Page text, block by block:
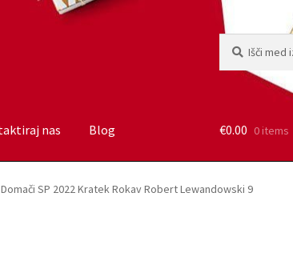
nas Blog €0.00 0 items
SP 2022 Kratek Rokav Robert Lewandowski 9